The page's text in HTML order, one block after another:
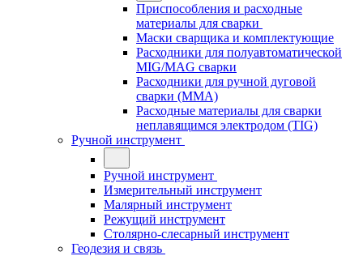
Приспособления и расходные
материалы для сварки
Маски сварщика и комплектующие
Расходники для полуавтоматической
MIG/MAG сварки
Расходники для ручной дуговой
сварки (MMA)
Расходные материалы для сварки
неплавящимся электродом (TIG)
Ручной инструмент
Ручной инструмент
Измерительный инструмент
Малярный инструмент
Режущий инструмент
Столярно-слесарный инструмент
Геодезия и связь